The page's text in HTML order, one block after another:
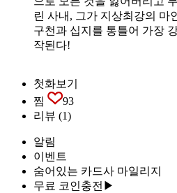
린 사내, 그가 지상최강의 마
구천과 십지를 통틀어 가장
작된다!
첫화보기
찜
93
리뷰 (1)
알림
이벤트
숨어있는 카드사 마일리지
무료 코인충전▶